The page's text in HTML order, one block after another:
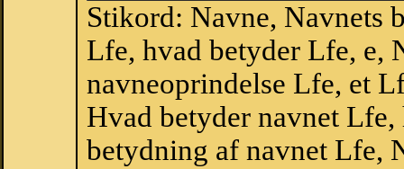
Stikord: Navne, Navnets
Lfe, hvad betyder Lfe, e,
navneoprindelse Lfe, et
Hvad betyder navnet
betydning af navnet Lfe,